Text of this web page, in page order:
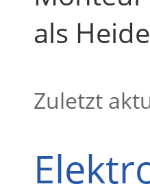
als
Zuletzt